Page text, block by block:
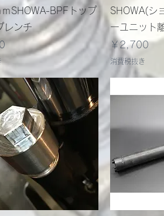
クイックビュー
SHOWA-BPFトップ
レンチ
ク
SHOWA(シ
ーユニット
価格
￥2,700
消費税抜き